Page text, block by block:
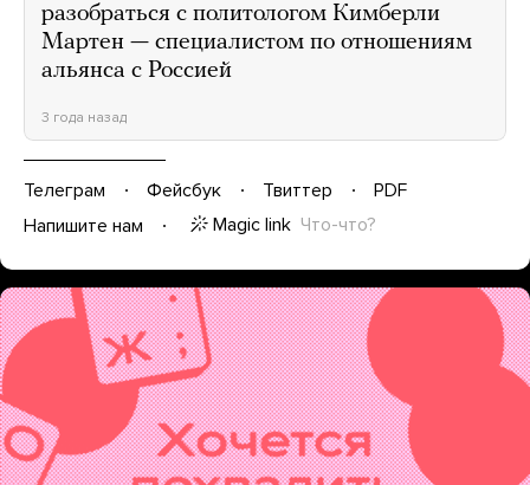
разобраться с политологом Кимберли
Мартен — специалистом по отношениям
альянса с Россией
3 года назад
Телеграм Фейсбук Твиттер
PDF
Напишите нам
Magic link Что-что?